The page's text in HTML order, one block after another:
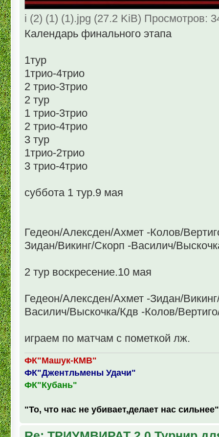
i (2) (1) (1).jpg (27.2 KiB) Просмотров:
Календарь финального этапа
1тур
1трио-4трио
2 трио-3трио
2 тур
1 трио-3трио
2 трио-4трио
3 тур
1трио-2трио
3 трио-4трио
суббота 1 тур.9 мая
Гедеон/Алексден/Ахмет -Колов/
Зидан/Викинг/Скорп -Василич/
2 тур воскресение.10 мая
Гедеон/Алексден/Ахмет -Зидан/
Василич/Выскочка/Кдв -Колов/
играем по матчам с пометкой лж.
ФК"Машук-КМВ"
ФК"Джентльмены Удачи"
ФК"Кубань"
"То, что нас не убивает,делает нас сильнее"